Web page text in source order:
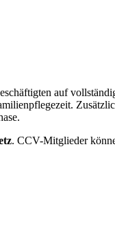
auf
. CCV-Mitglieder